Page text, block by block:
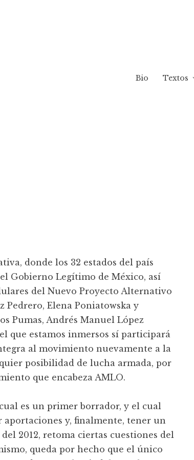
Bio Textos
donde los 32 estados del país
Gobierno Legítimo de México, así
del Nuevo Proyecto Alternativo
Pedrero, Elena Poniatowska y
Pumas, Andrés Manuel López
que estamos inmersos sí participará
al movimiento nuevamente a la
posibilidad de lucha armada, por
que encabeza AMLO.
es un primer borrador, y el cual
aportaciones y, finalmente, tener un
2012, retoma ciertas cuestiones del
queda por hecho que el único